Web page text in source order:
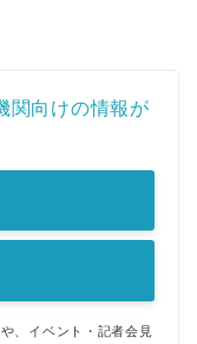
関向けの情報が
、イベント・記者会見